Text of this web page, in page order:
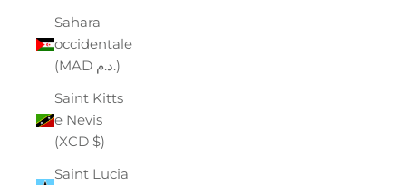
Sahara
occidentale
(MAD د.م.)
Saint Kitts
e Nevis
(XCD $)
Saint Lucia